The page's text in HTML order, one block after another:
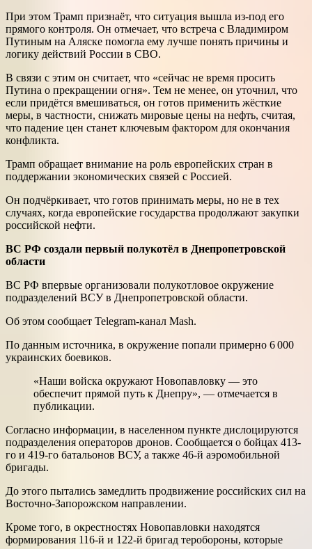
При этом Трамп признаёт, что ситуация вышла из-под его
прямого контроля. Он отмечает, что встреча с Владимиром
Путиным на Аляске помогла ему лучше понять причины и
логику действий России в СВО.
В связи с этим он считает, что «сейчас не время просить
Путина о прекращении огня». Тем не менее, он уточнил, что
если придётся вмешиваться, он готов применить жёсткие
меры, в частности, снижать мировые цены на нефть, считая,
что падение цен станет ключевым фактором для окончания
конфликта.
Трамп обращает внимание на роль европейских стран в
поддержании экономических связей с Россией.
Он подчёркивает, что готов принимать меры, но не в тех
случаях, когда европейские государства продолжают закупки
российской нефти.
ВС РФ создали первый полукотёл в Днепропетровской
области
ВС РФ впервые организовали полукотловое окружение
подразделений ВСУ в Днепропетровской области.
Об этом сообщает Telegram-канал Mash.
По данным источника, в окружение попали примерно 6 000
украинских боевиков.
«Наши войска окружают Новопавловку — это
обеспечит прямой путь к Днепру», — отмечается в
публикации.
Согласно информации, в населенном пункте дислоцируются
подразделения операторов дронов. Сообщается о бойцах 413-
го и 419-го батальонов ВСУ, а также 46-й аэромобильной
бригады.
До этого пытались замедлить продвижение российских сил на
Восточно-Запорожском направлении.
Кроме того, в окрестностях Новопавловки находятся
формирования 116-й и 122-й бригад теробороны, которые